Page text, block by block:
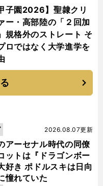
子園2026】聖隷クリ
ー・高部陸の「２回加
規格外のストレート そ
ロではなく大学進学を
アーセナル時代の同僚
ットは『ドラゴンボー
好き ポドルスキは日向
憧れていた
2026.08.07更新